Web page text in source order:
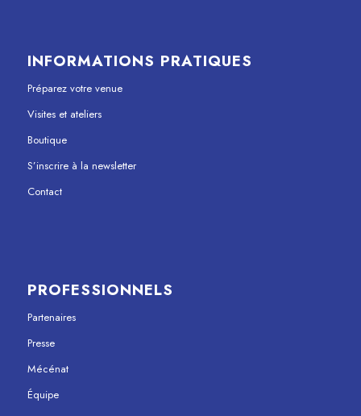
INFORMATIONS PRATIQUES
Préparez votre venue
Visites et ateliers
Boutique
S’inscrire à la newsletter
Contact
PROFESSIONNELS
Partenaires
Presse
Mécénat
Équipe